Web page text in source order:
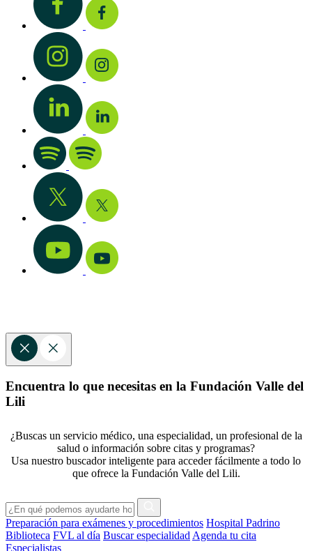
Encuentra lo que necesitas en la Fundación Valle del
Lili
¿Buscas un servicio médico, una especialidad, un profesional de la
salud o información sobre citas y programas?
Usa nuestro buscador inteligente para acceder fácilmente a todo lo
que ofrece la Fundación Valle del Lili.
Preparación para exámenes y procedimientos Hospital Padrino
Biblioteca FVL al día Buscar especialidad Agenda tu cita
Especialistas